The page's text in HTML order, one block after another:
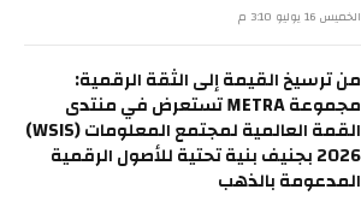
الخميس 16 يوليو 3:10 م
من ترسيخ القيمة إلى الثقة الرقمية:
مجموعة METRA تستعرض في منتدى
القمة العالمية لمجتمع المعلومات (WSIS)
2026 بجنيف بنية تحتية للأصول الرقمية
المدعومة بالذهب